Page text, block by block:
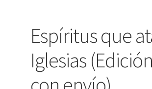
Espíritus que
Iglesias